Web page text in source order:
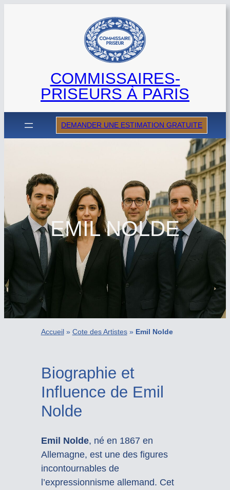
COMMISSAIRES-
PRISEURS À PARIS
DEMANDER UNE ESTIMATION GRATUITE
EMIL NOLDE
Accueil» Cote des Artistes» Emil Nolde
Biographie et
Influence de Emil
Nolde
Emil Nolde, né en 1867 en
Allemagne, est une des figures
incontournables de
l’expressionnisme allemand. Cet